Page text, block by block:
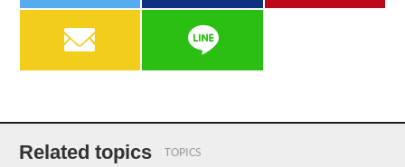
Related topics TOPICS